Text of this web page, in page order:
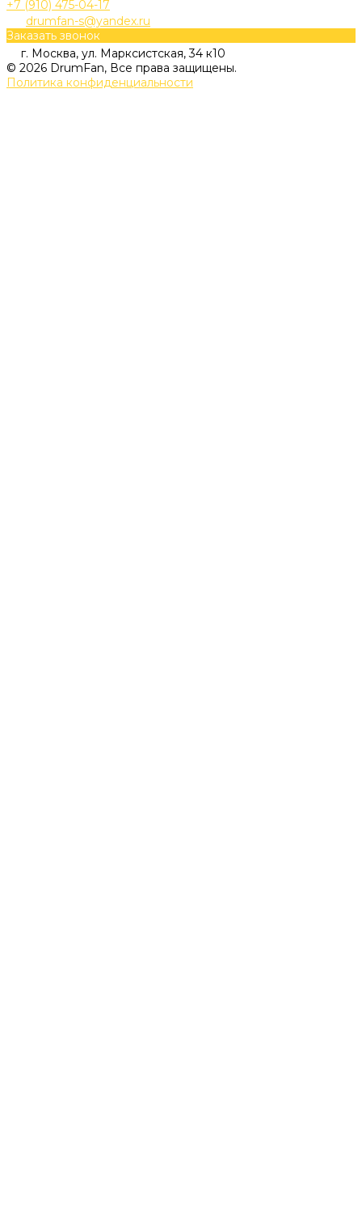
+7 (910) 475-04-17
drumfan-s@yandex.ru
Заказать звонок
г. Москва, ул. Марксистская, 34 к10
© 2026 DrumFan, Все права защищены.
Политика конфиденциальности